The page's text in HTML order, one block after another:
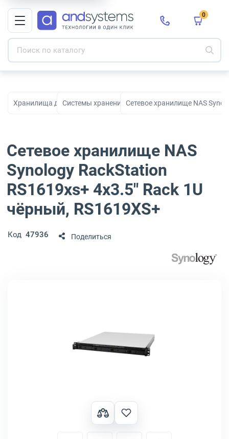
0
Хранилища данныхСистемы хранения данныхСетевое хранилище NAS
Сетевое хранилище NAS
Synology RackStation
RS1619xs+ 4x3.5" Rack 1U
чёрный, RS1619XS+
Код 47936 Поделиться